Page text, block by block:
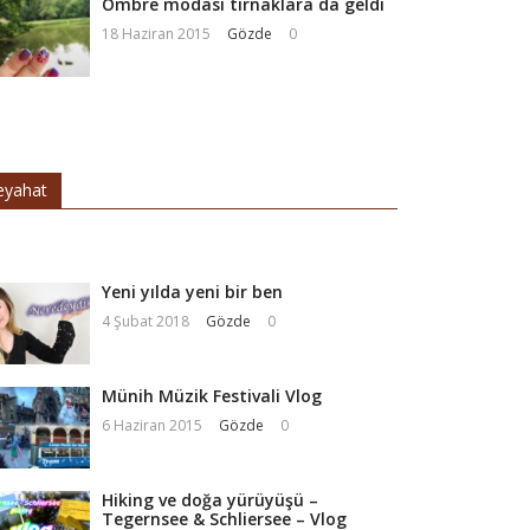
18 Haziran 2015 Gözde 0
Yeni yılda yeni bir ben
4 Şubat 2018 Gözde 0
Münih Müzik Festivali Vlog
6 Haziran 2015 Gözde 0
Hiking ve doğa yürüyüşü –
Tegernsee & Schliersee – Vlog